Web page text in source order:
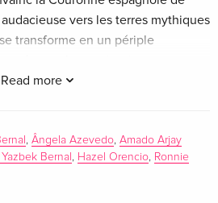
Read more
vers les terres mythiques
transforme en un périple
Magellan atteint enfin les îles
soulèvements violents qui
Ce n’est pas le mythe de
son voyage.
, Ângela Azevedo, Amado Arjay
Bernal , Hazel Orencio, Ronnie